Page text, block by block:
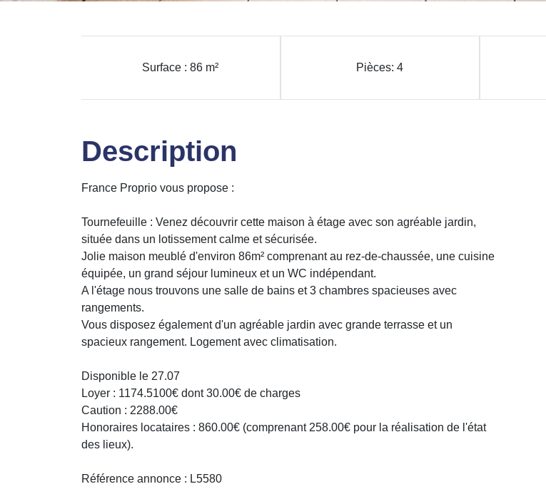
Surface : 86 m² Pièces: 4
Description
France Proprio vous propose :
Tournefeuille : Venez découvrir cette maison à étage avec son agréable jardin,
située dans un lotissement calme et sécurisée.
Jolie maison meublé d'environ 86m² comprenant au rez-de-chaussée, une cuisine
équipée, un grand séjour lumineux et un WC indépendant.
A l'étage nous trouvons une salle de bains et 3 chambres spacieuses avec
rangements.
Vous disposez également d'un agréable jardin avec grande terrasse et un
spacieux rangement. Logement avec climatisation.
Disponible le 27.07
Loyer : 1174.5100€ dont 30.00€ de charges
Caution : 2288.00€
Honoraires locataires : 860.00€ (comprenant 258.00€ pour la réalisation de l'état
des lieux).
Référence annonce : L5580